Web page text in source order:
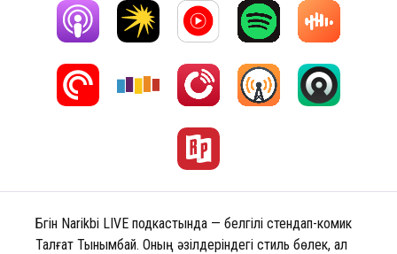
Бүгін Narikbi LIVE подкастында — белгілі стендап-комик
Талғат Тынымбай. Оның әзілдеріндегі стиль бөлек, ал